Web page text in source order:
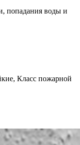
попадания воды и
Класс пожарной